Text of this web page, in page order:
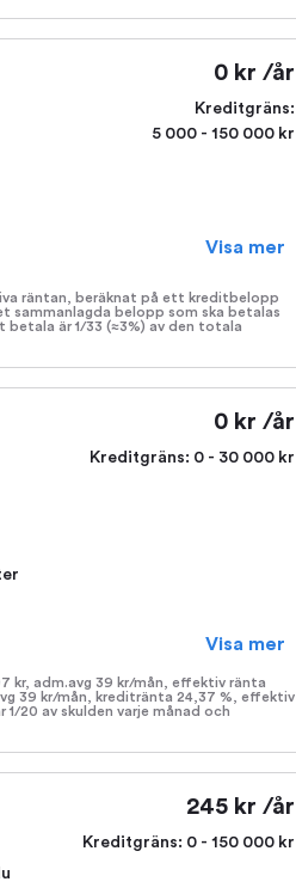
0 kr /år
Kreditgräns:
5 000 - 150 000 kr
Visa mer
räntan, beräknat på ett kreditbelopp
sammanlagda belopp som ska betalas
är 1/33 (≈3%) av den totala
0 kr /år
Kreditgräns: 0 - 30 000 kr
Visa mer
kr, adm.avg 39 kr/mån, effektiv ränta
39 kr/mån, kreditränta 24,37 %, effektiv
20 av skulden varje månad och
245 kr /år
Kreditgräns: 0 - 150 000 kr